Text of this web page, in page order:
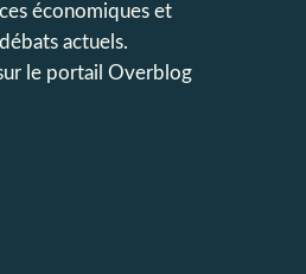
économiques et
actuels.
le portail Overblog